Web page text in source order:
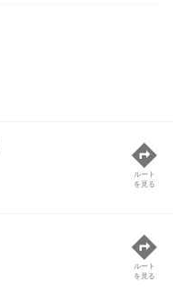
ルート
を見る
ルート
を見る